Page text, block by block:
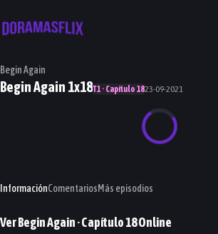
Begin Again
Begin Again 1x18T1 · Capítulo 1823-09-2021
InformaciónComentariosMás episodios
VerBegin Again· Capítulo18Online